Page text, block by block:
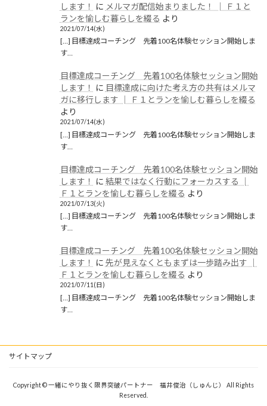
します！
に メルマガ配信始まりました！ │ Ｆ１と
ランを愉しむ暮らしを綴る より
2021/07/14(水)
[…] 目標達成コーチング 先着100名体験セッション開始しま
す…
目標達成コーチング 先着100名体験セッション開始
します！
に 目標達成に向けた考え方の共有はメルマ
ガに移行します │ Ｆ１とランを愉しむ暮らしを綴る
より
2021/07/14(水)
[…] 目標達成コーチング 先着100名体験セッション開始しま
す…
目標達成コーチング 先着100名体験セッション開始
します！
に 結果ではなく行動にフォーカスする │
Ｆ１とランを愉しむ暮らしを綴る より
2021/07/13(火)
[…] 目標達成コーチング 先着100名体験セッション開始しま
す…
目標達成コーチング 先着100名体験セッション開始
します！
に 先が見えなくともまずは一歩踏み出す │
Ｆ１とランを愉しむ暮らしを綴る より
2021/07/11(日)
[…] 目標達成コーチング 先着100名体験セッション開始しま
す…
サイトマップ
Copyright © 一緒にやり抜く限界突破パートナー 福井俊治（しゅんじ） All Rights
Reserved.